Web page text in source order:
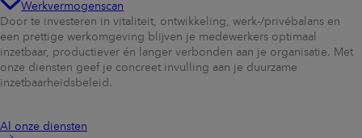
Werkvermogenscan
Door te investeren in vitaliteit, ontwikkeling, werk-/privébalans en
een prettige werkomgeving blijven je medewerkers optimaal
inzetbaar, productiever én langer verbonden aan je organisatie. Met
onze diensten geef je concreet invulling aan je duurzame
inzetbaarheidsbeleid.
Al onze diensten